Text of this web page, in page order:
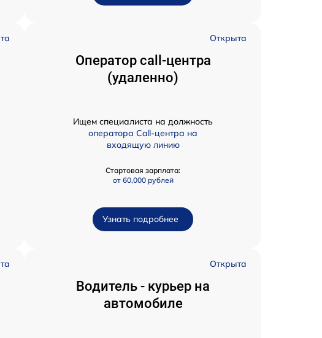
Открыта
Оператор call-центра
(удаленно)
Ищем специалиста на должность
оператора Call-центра на
входящую линию
Стартовая зарплата:
от 60,000 рублей
Узнать подробнее
Открыта
Водитель - курьер на
автомобиле